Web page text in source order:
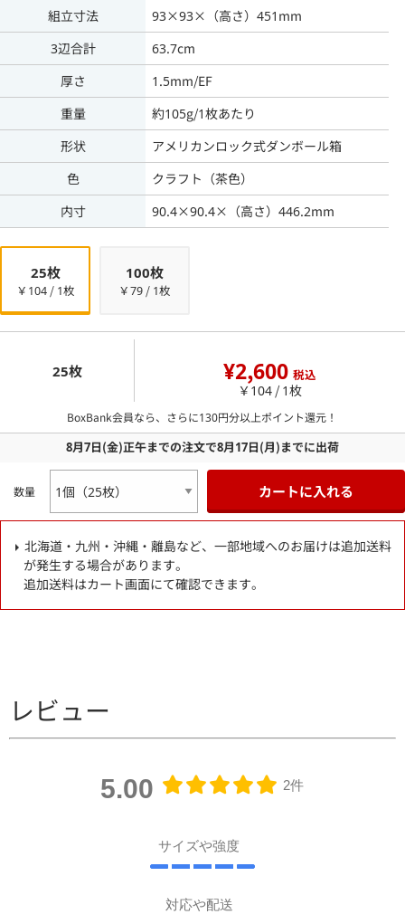
組立寸法
93×93×（高さ）451mm
3辺合計
63.7cm
厚さ
1.5mm/EF
重量
約105g/1枚あたり
形状
アメリカンロック式ダンボール箱
色
クラフト（茶色）
内寸
90.4×90.4×（高さ）446.2mm
25枚
￥104 / 1枚
100枚
￥79 / 1枚
25枚 ¥2,600 税込
￥104 / 1枚
BoxBank会員なら、さらに130円分以上ポイント還元！
8月7日(金)正午までの注文で8月17日(月)までに出荷
数量 カートに入れる
北海道・九州・沖縄・離島など、一部地域へのお届けは追加送料
が発生する場合があります。
追加送料はカート画面にて確認できます。
レビュー
5.00 2件
サイズや強度
対応や配送